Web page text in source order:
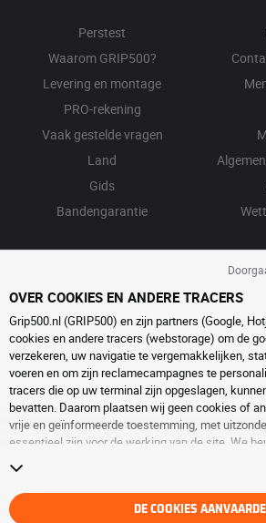
Perstest
Waarom GRIP500?
Levering en montage
PRO-rekening
Vaak gestelde vragen
Land
Gids
Bandengarantie
OVER COOKIES EN ANDERE TRACERS
Grip500.nl (GRIP500) en zijn partners (Google,
cookies en andere tracers (webstorage) om de
verzekeren, uw navigatie te vergemakkelijken,
voeren en om zijn reclamecampagnes te
tracers die op uw terminal zijn opgeslagen,
bevatten. Daarom plaatsen wij geen cookies of
vrije en geïnformeerde toestemming, met
essentieel zijn voor de werking van de site. We
pagina over
verder te surfen zonder het deponeren van
aanvaarden. Weigering verhindert de toegang tot
DE COOKIES